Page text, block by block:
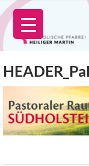
Zum
Inhalt
springen